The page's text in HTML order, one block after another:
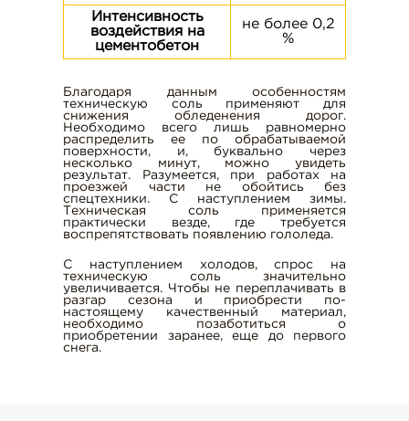
Интенсивность
воздействия на
цементобетон
не более 0,2
%
Благодаря данным особенностям
техническую соль применяют для
снижения обледенения дорог.
Необходимо всего лишь равномерно
распределить ее по обрабатываемой
поверхности, и, буквально через
несколько минут, можно увидеть
результат. Разумеется, при работах на
проезжей части не обойтись без
спецтехники. С наступлением зимы.
Техническая соль применяется
практически везде, где требуется
воспрепятствовать появлению гололеда.
С наступлением холодов, спрос на
техническую соль значительно
увеличивается. Чтобы не переплачивать в
разгар сезона и приобрести по-
настоящему качественный материал,
необходимо позаботиться о
приобретении заранее, еще до первого
снега.